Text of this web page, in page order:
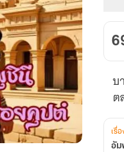
ไอย
คุปต์
(ภาค
3)
บ
ต
เรื่
อัม